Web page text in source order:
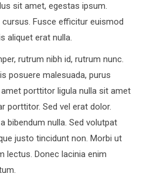
sit amet, egestas ipsum.
Fusce efficitur euismod
aliquet erat nulla.
rutrum nibh id, rutrum nunc.
posuere malesuada, purus
porttitor ligula nulla sit amet
porttitor. Sed vel erat dolor.
bibendum nulla. Sed volutpat
justo tincidunt non. Morbi ut
lectus. Donec lacinia enim